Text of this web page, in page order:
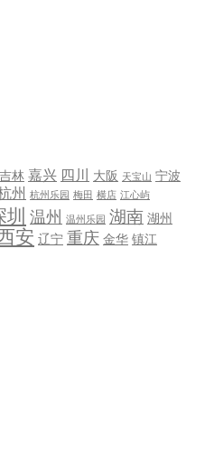
吉林 嘉兴 四川 大阪 天宝山 宁波
州 杭州乐园 梅田 横店 江心屿
圳 温州 温州乐园 湖南 湖州
安 辽宁 重庆 金华 镇江